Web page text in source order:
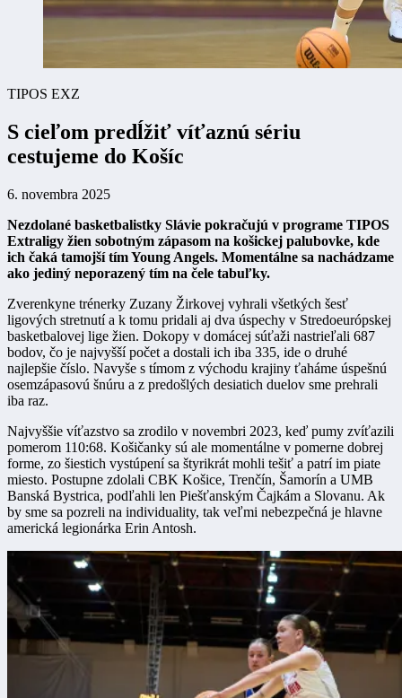
TIPOS EXZ
S cieľom predĺžiť víťaznú sériu
cestujeme do Košíc
6. novembra 2025
Nezdolané basketbalistky Slávie pokračujú v programe TIPOS
Extraligy žien sobotným zápasom na košickej palubovke, kde
ich čaká tamojší tím Young Angels. Momentálne sa nachádzame
ako jediný neporazený tím na čele tabuľky.
Zverenkyne trénerky Zuzany Žirkovej vyhrali všetkých šesť
ligových stretnutí a k tomu pridali aj dva úspechy v Stredoeurópskej
basketbalovej lige žien. Dokopy v domácej súťaži nastrieľali 687
bodov, čo je najvyšší počet a dostali ich iba 335, ide o druhé
najlepšie číslo. Navyše s tímom z východu krajiny ťaháme úspešnú
osemzápasovú šnúru a z predošlých desiatich duelov sme prehrali
iba raz.
Najvyššie víťazstvo sa zrodilo v novembri 2023, keď pumy zvíťazili
pomerom 110:68. Košičanky sú ale momentálne v pomerne dobrej
forme, zo šiestich vystúpení sa štyrikrát mohli tešiť a patrí im piate
miesto. Postupne zdolali CBK Košice, Trenčín, Šamorín a UMB
Banská Bystrica, podľahli len Piešťanským Čajkám a Slovanu. Ak
by sme sa pozreli na individuality, tak veľmi nebezpečná je hlavne
americká legionárka Erin Antosh.